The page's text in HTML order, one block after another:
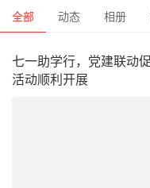
全部 动态 相册
七一助学行，党建联动
活动顺利开展